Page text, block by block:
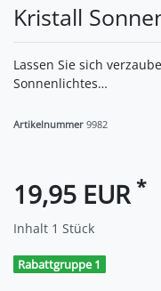
Kristall
Lassen Sie sich
Sonnenlichtes…
Artikelnummer 9982
19,95 EUR *
Inhalt 1 Stück
Rabattgruppe 1